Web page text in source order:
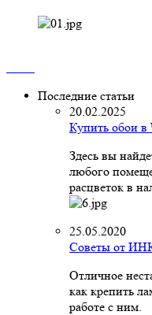
Последние статьи
20.02.2025
Купить обои в
Здесь вы
любого
расцветок в
25.05.2020
Советы от
Отличное
как крепить
работе с ним.